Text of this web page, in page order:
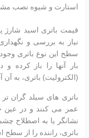
استارت و شیوه نصب
قیمت باتری اسید شارژ
نیاز به بررسی و
سطح این نوع باتری
بار آنها را باز
(الکترولیت) باتری، به
باتری های سیلد گران تر
عمر می کنند و در عین
نشانگر یا به اصطلاح
باتری، راننده را از